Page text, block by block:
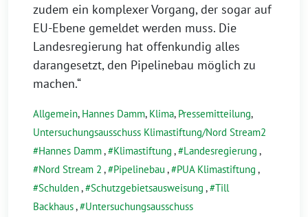
zudem ein komplexer Vorgang, der sogar auf
EU-Ebene gemeldet werden muss. Die
Landesregierung hat offenkundig alles
darangesetzt, den Pipelinebau möglich zu
machen.“
Allgemein, Hannes Damm, Klima, Pressemitteilung,
Untersuchungsausschuss Klimastiftung/Nord Stream2
Hannes Damm, Klimastiftung , Landesregierung ,
Nord Stream 2 , Pipelinebau , PUA Klimastiftung ,
Schulden, Schutzgebietsausweisung , Till
Backhaus, Untersuchungsausschuss